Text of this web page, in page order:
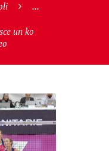
...
un ko